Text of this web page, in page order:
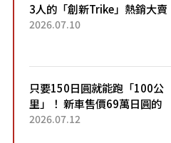
3人的「創新Trike」熱銷大賣
成為人氣車款！「養車成本真
2026.07.10
只要150日圓就能跑「100公
里」！ 新車售價69萬日圓的
「3人座」Trike大受歡迎！ 順
2026.07.12